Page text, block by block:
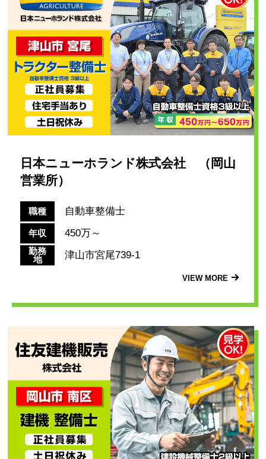
日本ニューホランド株式会社 （岡山
営業所）
職種 自動車整備士
年収 450万～
勤務
地
津山市宮尾739-1
VIEW MORE